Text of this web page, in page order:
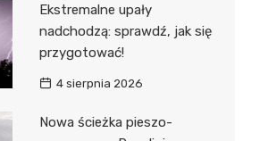
Ekstremalne upały
nadchodzą: sprawdź, jak się
przygotować!
4 sierpnia 2026
Nowa ścieżka pieszo-